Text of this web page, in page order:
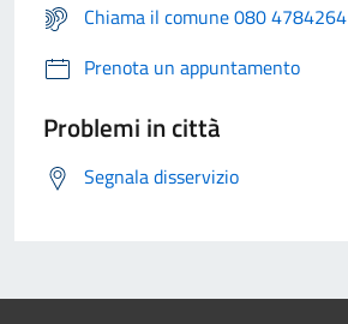
Chiama il comune 080 4784264
Prenota un appuntamento
Problemi in città
Segnala disservizio